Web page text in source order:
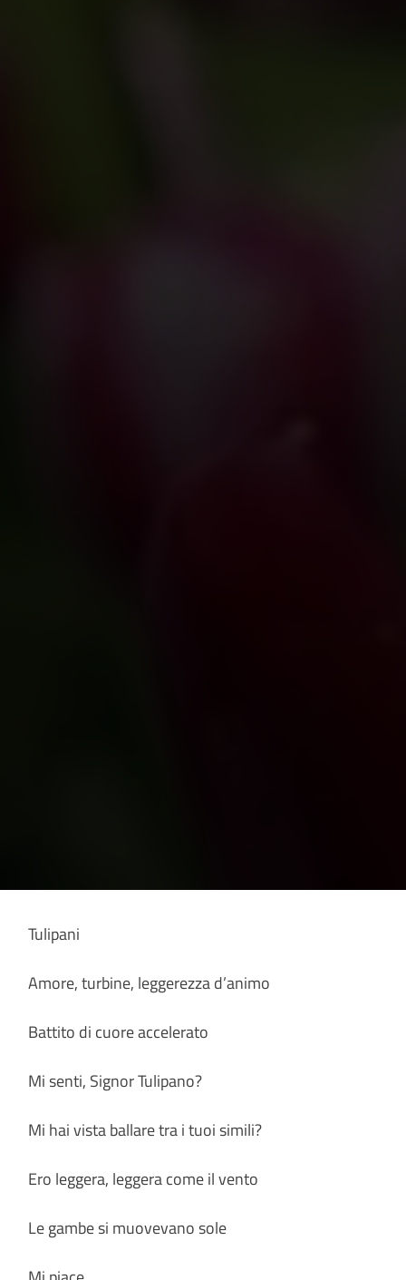
Tulipani
Amore, turbine, leggerezza d’animo
Battito di cuore accelerato
Mi senti, Signor Tulipano?
Mi hai vista ballare tra i tuoi simili?
Ero leggera, leggera come il vento
Le gambe si muovevano sole